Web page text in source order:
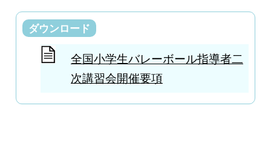
ダウンロード
全国小学生バレーボール指導者二
次講習会開催要項